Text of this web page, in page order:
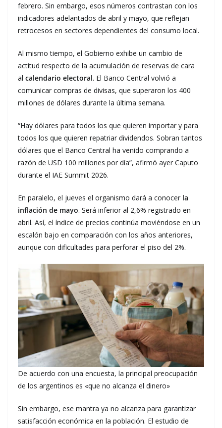
febrero. Sin embargo, esos números contrastan con los
indicadores adelantados de abril y mayo, que reflejan
retrocesos en sectores dependientes del consumo local.
Al mismo tiempo, el Gobierno exhibe un cambio de
actitud respecto de la acumulación de reservas de cara
al calendario electoral. El Banco Central volvió a
comunicar compras de divisas, que superaron los 400
millones de dólares durante la última semana.
“Hay dólares para todos los que quieren importar y para
todos los que quieren repatriar dividendos. Sobran tantos
dólares que el Banco Central ha venido comprando a
razón de USD 100 millones por día”, afirmó ayer Caputo
durante el IAE Summit 2026.
En paralelo, el jueves el organismo dará a conocer la
inflación de mayo. Será inferior al 2,6% registrado en
abril. Así, el índice de precios continúa moviéndose en un
escalón bajo en comparación con los años anteriores,
aunque con dificultades para perforar el piso del 2%.
De acuerdo con una encuesta, la principal preocupación
de los argentinos es «que no alcanza el dinero»
Sin embargo, ese mantra ya no alcanza para garantizar
satisfacción económica en la población. El estudio de